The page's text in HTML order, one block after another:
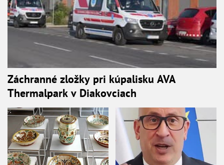
Záchranné zložky pri kúpalisku AVA
Thermalpark v Diakovciach